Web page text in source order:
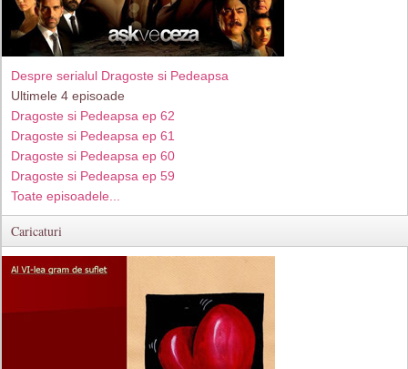
Despre serialul Dragoste si Pedeapsa
Ultimele 4 episoade
Dragoste si Pedeapsa ep 62
Dragoste si Pedeapsa ep 61
Dragoste si Pedeapsa ep 60
Dragoste si Pedeapsa ep 59
Toate episoadele...
Caricaturi